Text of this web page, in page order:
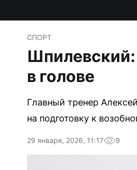
СПОРТ
в голове
Главный тренер
на подготовку к
29 января, 2026, 11:17 9